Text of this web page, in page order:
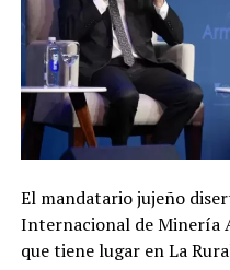
El mandatario jujeño
Internacional de Minería
que tiene lugar en La